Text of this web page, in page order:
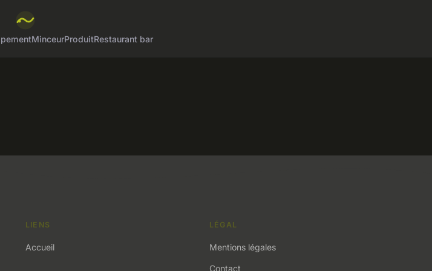
MinceurProduitRestaurant bar
LIENS
Accueil
LÉGAL
Mentions légales
Contact